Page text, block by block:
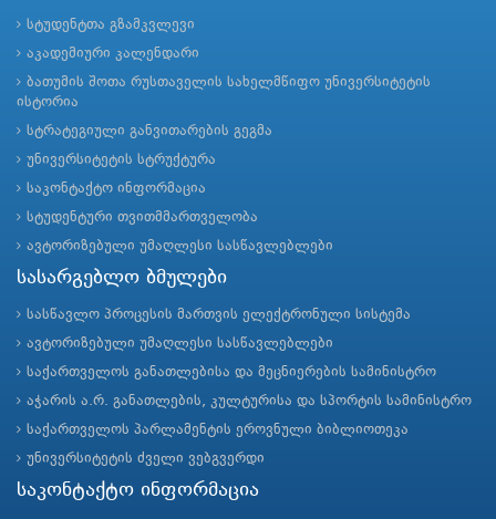
სტუდენტთა გზამკვლევი
აკადემიური კალენდარი
ბათუმის შოთა რუსთაველის სახელმწიფო უნივერსიტეტის
ისტორია
სტრატეგიული განვითარების გეგმა
უნივერსიტეტის სტრუქტურა
საკონტაქტო ინფორმაცია
სტუდენტური თვითმმართველობა
ავტორიზებული უმაღლესი სასწავლებლები
სასარგებლო ბმულები
სასწავლო პროცესის მართვის ელექტრონული სისტემა
ავტორიზებული უმაღლესი სასწავლებლები
საქართველოს განათლებისა და მეცნიერების სამინისტრო
აჭარის ა.რ. განათლების, კულტურისა და სპორტის სამინისტრო
საქართველოს პარლამენტის ეროვნული ბიბლიოთეკა
უნივერსიტეტის ძველი ვებგვერდი
საკონტაქტო ინფორმაცია